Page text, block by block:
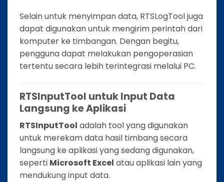
Selain untuk menyimpan data, RTSLogTool juga
dapat digunakan untuk mengirim perintah dari
komputer ke timbangan. Dengan begitu,
pengguna dapat melakukan pengoperasian
tertentu secara lebih terintegrasi melalui PC.
RTSInputTool untuk Input Data
Langsung ke Aplikasi
RTSInputTool adalah tool yang digunakan
untuk merekam data hasil timbang secara
langsung ke aplikasi yang sedang digunakan,
seperti Microsoft Excel atau aplikasi lain yang
mendukung input data.